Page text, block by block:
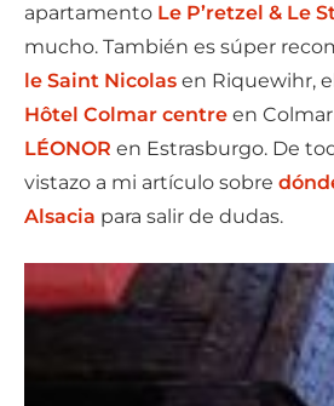
apartamento Le P’retzel & Le
mucho. También es súper
le Saint Nicolas en Riquewihr,
Hôtel Colmar centre en
LÉONOR en Estrasburgo. De
vistazo a mi artículo sobre
Alsacia para salir de dudas.